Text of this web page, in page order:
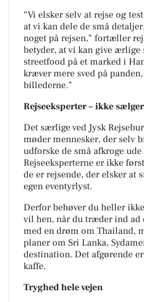
“Vi elsker selv at rejse og
at vi kan dele de små
noget på rejsen,” fortæller
betyder, at vi kan give ærlige
streetfood på et marked i
kræver mere sved på
billederne.”
Rejseeksperter – ikke
Det særlige ved Jysk
møder mennesker, der selv
udforske de små afkroge ude
Rejseeksperterne er ikke
de er rejsende, der elsker at
egen eventyrlyst.
Derfor behøver du heller
vil hen, når du træder ind ad
med en drøm om Thailand,
planer om Sri Lanka,
destination. Det afgørende
kaffe.
Tryghed hele vejen